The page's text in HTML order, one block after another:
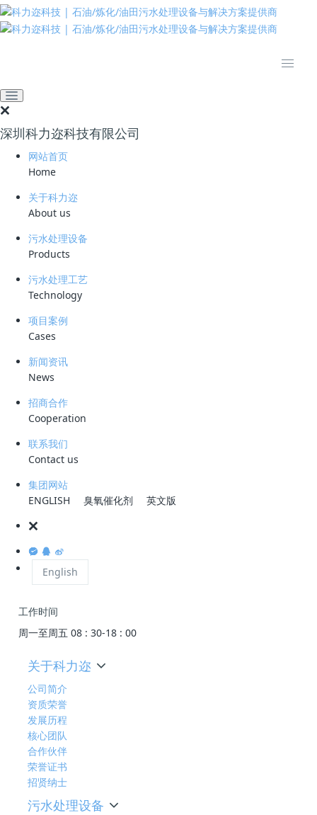
深圳科力迩科技有限公司
网站首页
Home
关于科力迩
About us
污水处理设备
Products
污水处理工艺
Technology
项目案例
Cases
新闻资讯
News
招商合作
Cooperation
联系我们
Contact us
集团网站
ENGLISH
臭氧催化剂 英文版
English
推动绿色发展 建设美丽中国
过滤设备
膜分离设备
臭氧催化剂
推荐 热门
HCC高效旋流聚
结器，旋流，聚
结器，HCC，高
效
公众号
微信咨询
服务热线
0755-28993144
公司地址
深圳市龙岗区宝龙大道智慧家园1栋B座2301
工作时间
周一至周五 08 : 30-18 : 00
关于科力迩
公司简介
资质荣誉
发展历程
核心团队
合作伙伴
荣誉证书
招贤纳士
污水处理设备